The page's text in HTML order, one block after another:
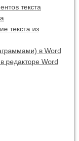
текста
текста из
в Word
редакторе Word